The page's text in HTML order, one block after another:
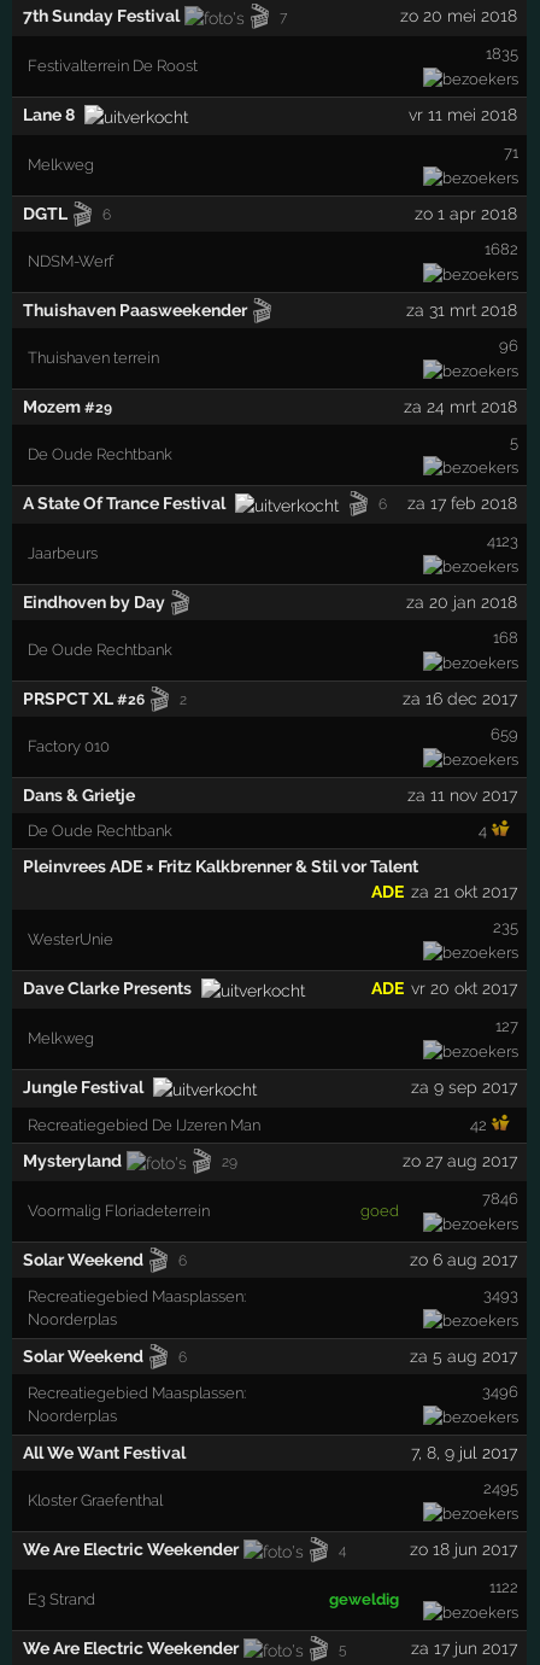
7th Sunday Festival 🎬 7 zo 20 mei 2018
Festivalterrein De Roost
1835
Lane 8 vr 11 mei 2018
Melkweg
71
DGTL 🎬 6 zo 1 apr 2018
NDSM-Werf
1682
Thuishaven Paasweekender 🎬 za 31 mrt 2018
Thuishaven terrein
96
Mozem #29 za 24 mrt 2018
De Oude Rechtbank
5
A State Of Trance Festival 🎬 6 za 17 feb 2018
Jaarbeurs
4123
Eindhoven by Day 🎬 za 20 jan 2018
De Oude Rechtbank
168
PRSPCT XL #26 🎬 2 za 16 dec 2017
Factory 010
659
Dans & Grietje za 11 nov 2017
De Oude Rechtbank 4
Pleinvrees ADE × Fritz Kalkbrenner & Stil vor Talent
za 21 okt 2017
ADE
WesterUnie
235
Dave Clarke Presents vr 20 okt 2017
ADE
Melkweg
127
Jungle Festival za 9 sep 2017
Recreatiegebied De IJzeren Man 42
Mysteryland 🎬 29 zo 27 aug 2017
Voormalig Floriadeterrein goed
7846
Solar Weekend 🎬 6 zo 6 aug 2017
Recreatiegebied Maasplassen:
Noorderplas
3493
Solar Weekend 🎬 6 za 5 aug 2017
Recreatiegebied Maasplassen:
Noorderplas
3496
All We Want Festival 7, 8, 9jul 2017
Kloster Graefenthal
2495
We Are Electric Weekender 🎬 4 zo 18 jun 2017
E3 Strand geweldig
1122
We Are Electric Weekender 🎬 5 za 17 jun 2017